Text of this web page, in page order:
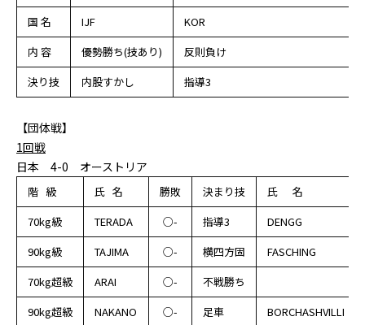
国 名
IJF
KOR
内 容
優勢勝ち(技あり)
反則負け
決り技
内股すかし 指導3
【団体戦】
1回戦
日本 4-0 オーストリア
階 級 氏 名 勝敗 決まり技
氏 名
70kg級
TERADA ○- 指導3
DENGG
90kg級
TAJIMA ○- 横四方固
FASCHING
70kg超級
ARAI ○-
不戦勝ち
90kg超級
NAKANO ○- 足車 BORCHASHVILLI